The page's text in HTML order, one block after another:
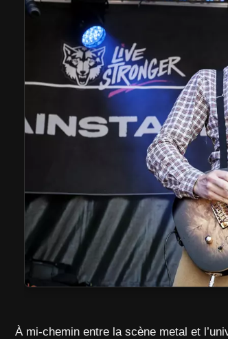
À mi-chemin entre la scène metal et